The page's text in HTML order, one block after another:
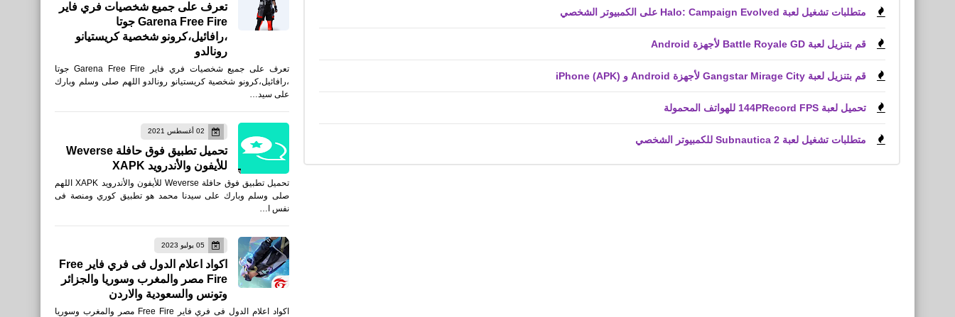
متطلبات تشغيل لعبة Halo: Campaign Evolved على الكمبيوتر الشخصي
قم بتنزيل لعبة Battle Royale GD لأجهزة Android
قم بتنزيل لعبة Gangstar Mirage City لأجهزة Android و iPhone (APK)
تحميل لعبة 144PRecord FPS للهواتف المحمولة
متطلبات تشغيل لعبة Subnautica 2 للكمبيوتر الشخصي
تعرف على جميع شخصيات فري فاير
Garena Free Fire جوتا
،رافائيل،كرونو شخصية كريستيانو
رونالدو
تعرف على جميع شخصيات فري فاير Garena Free Fire جوتا
،رافائيل،كرونو شخصية كريستيانو رونالدو اللهم صلى وسلم وبارك
على سيد…
02 أغسطس 2021
تحميل تطبيق فوق حافلة Weverse
للأيفون والأندرويد XAPK
تحميل تطبيق فوق حافلة Weverse للأيفون والأندرويد XAPK اللهم
صلى وسلم وبارك على سيدنا محمد هو تطبيق كوري ومنصة فى
نفس ا…
05 يوليو 2023
اكواد اعلام الدول فى فري فاير Free
Fire مصر والمغرب وسوريا والجزائر
وتونس والسعودية والاردن
اكواد اعلام الدول فى فري فاير Free Fire مصر والمغرب وسوريا
2021
fovtech
العاب
تحميل قارينا فري فاير ماكس
Garena Free Fire MAX
للأيفون والأندرويد XAPK -
TapTap
تحميل فري فاير عصر جديد
Free Fire - New Age
للكمبيوتر FREE FIRE PC
على محاكي gameloop